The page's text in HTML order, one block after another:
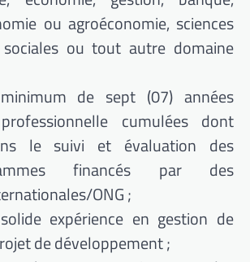
ou agroéconomie, sciences
ou tout autre domaine
de sept (07) années
professionnelle cumulées dont
le suivi et évaluation des
financés par des
ONG ;
expérience en gestion de
de développement ;